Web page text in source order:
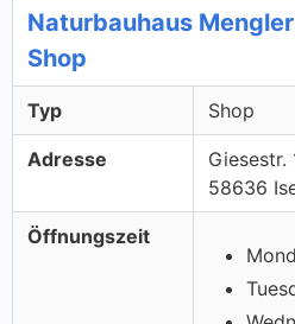
Naturbauhaus
Shop
Typ Shop
Adresse
Giesestr.
58636
Öffnungszeit